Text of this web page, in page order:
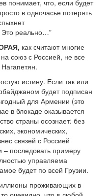
понимает, что, если будет
в одночасье потерять
Это реально…"
как считают многие
союз с Россией, не все
истину. Если так или
будет подписан
для Армении (это
в блокаде оказывается
страны осознает: без
экономических,
связей с Россией
– последовать примеру
управляема
будет по всей Грузии.
проживающих в